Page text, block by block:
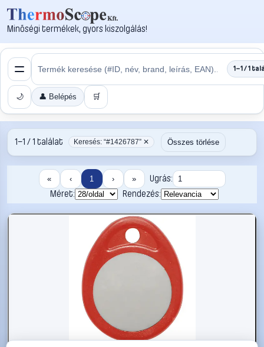
Minőségi termékek, gyors kiszolgálás!
1–1 / 1
🌙 👤 Belépés 🛒
1–1 / 1 találat Keresés: “#1426787” ✕ Összes törlése
« ‹ 1 › »
Ugrás:
Méret:
Rendezés: